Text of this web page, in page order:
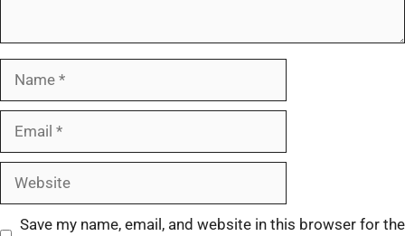
Save my name, email, and website in this browser for the